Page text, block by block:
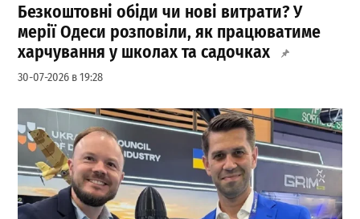
Безкоштовні обіди чи нові витрати? У
мерії Одеси розповіли, як працюватиме
харчування у школах та садочках
30-07-2026 в 19:28